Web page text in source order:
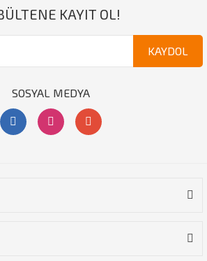
KAYIT OL!
KAYDOL
SOSYAL MEDYA